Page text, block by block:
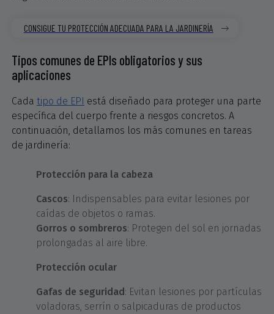
CONSIGUE TU PROTECCIÓN ADECUADA PARA LA JARDINERÍA
Tipos comunes de EPIs obligatorios y sus
aplicaciones
Cada tipo de EPI está diseñado para proteger una parte
específica del cuerpo frente a riesgos concretos. A
continuación, detallamos los más comunes en tareas
de jardinería:
Protección para la cabeza
Cascos: Indispensables para evitar lesiones por
caídas de objetos o ramas.
Gorros o sombreros: Protegen del sol en jornadas
prolongadas al aire libre.
Protección ocular
Gafas de seguridad: Evitan lesiones por partículas
voladoras, serrín o salpicaduras de productos